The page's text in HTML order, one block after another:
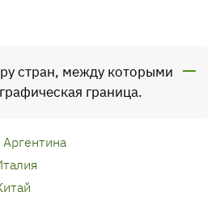
стран, между которыми
граница.